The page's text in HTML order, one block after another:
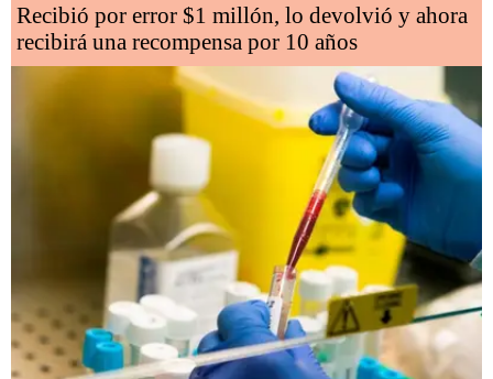
Recibió por error $1 millón, lo devolvió y ahora
recibirá una recompensa por 10 años